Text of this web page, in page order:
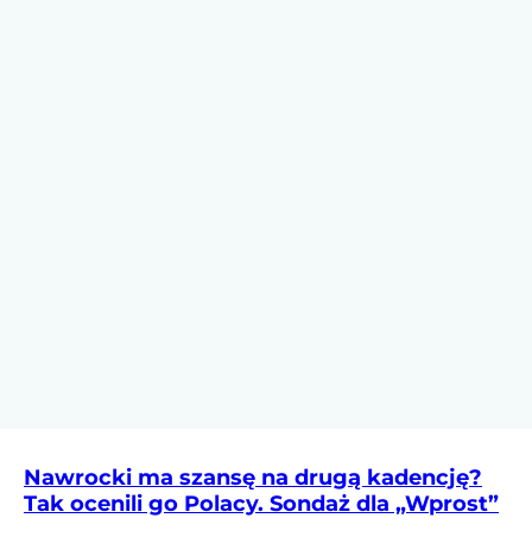
Nawrocki ma szansę na drugą kadencję?
Tak ocenili go Polacy. Sondaż dla „Wprost”